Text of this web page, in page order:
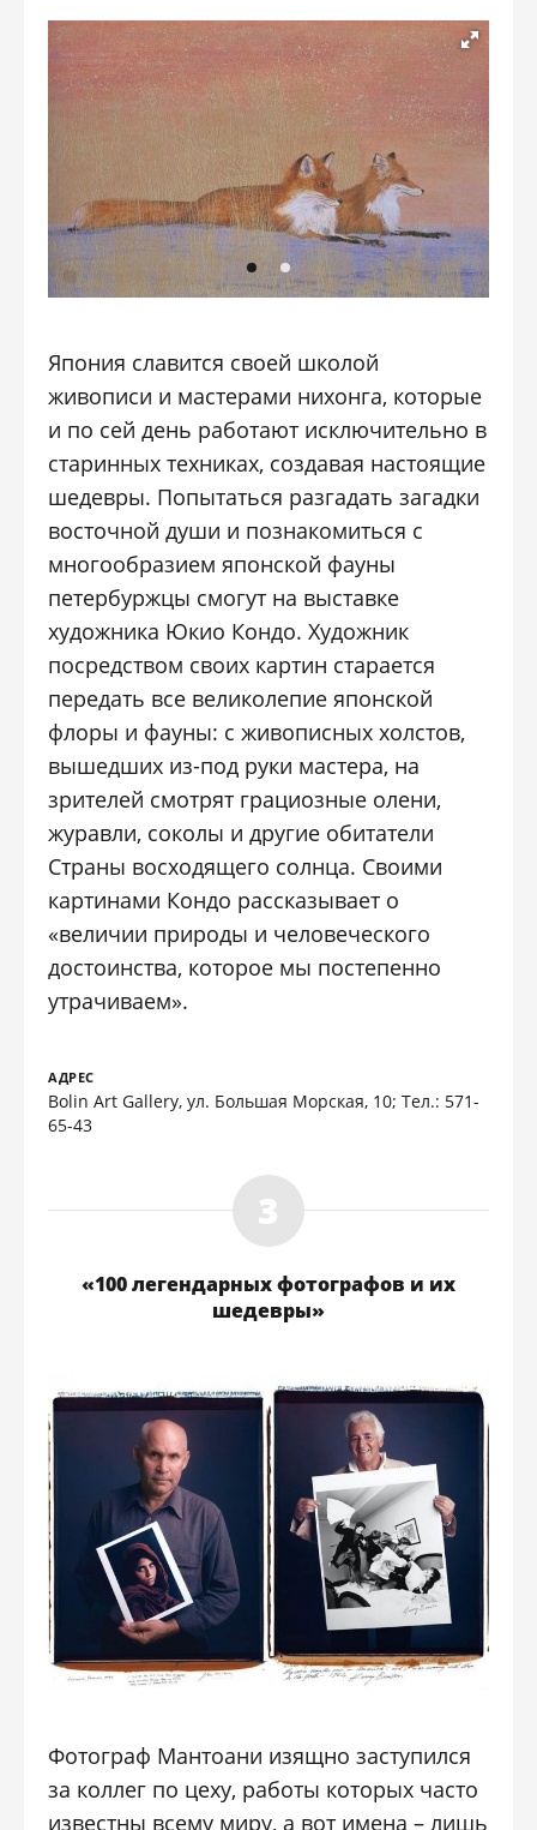
Япония славится своей школой
живописи и мастерами нихонга, которые
и по сей день работают исключительно в
старинных техниках, создавая настоящие
шедевры. Попытаться разгадать загадки
восточной души и познакомиться с
многообразием японской фауны
петербуржцы смогут на выставке
художника Юкио Кондо. Художник
посредством своих картин старается
передать все великолепие японской
флоры и фауны: с живописных холстов,
вышедших из-под руки мастера, на
зрителей смотрят грациозные олени,
журавли, соколы и другие обитатели
Страны восходящего солнца. Своими
картинами Кондо рассказывает о
«величии природы и человеческого
достоинства, которое мы постепенно
утрачиваем».
АДРЕС
Bolin Art Gallery, ул. Большая Морская, 10; Тел.: 571-
65-43
«100 легендарных фотографов и их
шедевры»
Фотограф Мантоани изящно заступился
за коллег по цеху, работы которых часто
известны всему миру, а вот имена – лишь